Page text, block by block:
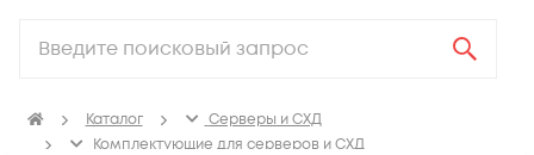
Каталог
Серверы и СХД
Комплектующие для серверов и СХД